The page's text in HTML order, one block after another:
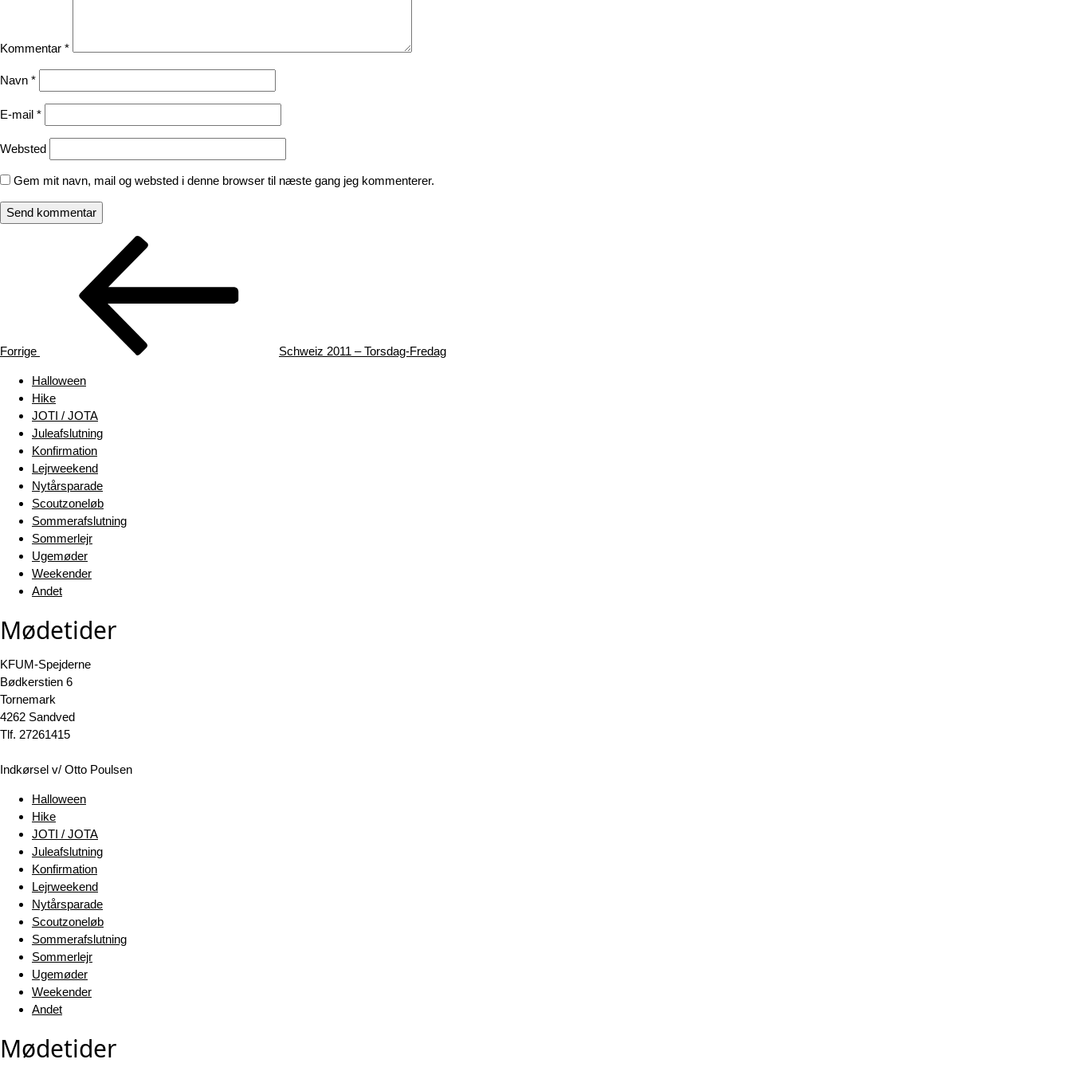
Kommentar *
Navn *
E-mail *
Websted
Gem mit navn, mail og websted i denne browser til næste gang jeg kommenterer.
Indlægsnavigation
Forrige Schweiz 2011 – Torsdag-Fredag
Halloween
Hike
JOTI / JOTA
Juleafslutning
Konfirmation
Lejrweekend
Nytårsparade
Scoutzoneløb
Sommerafslutning
Sommerlejr
Ugemøder
Weekender
Andet
Mødetider
KFUM-Spejderne
Bødkerstien 6
Tornemark
4262 Sandved
Tlf. 27261415
Indkørsel v/ Otto Poulsen
Halloween
Hike
JOTI / JOTA
Juleafslutning
Konfirmation
Lejrweekend
Nytårsparade
Scoutzoneløb
Sommerafslutning
Sommerlejr
Ugemøder
Weekender
Andet
Mødetider